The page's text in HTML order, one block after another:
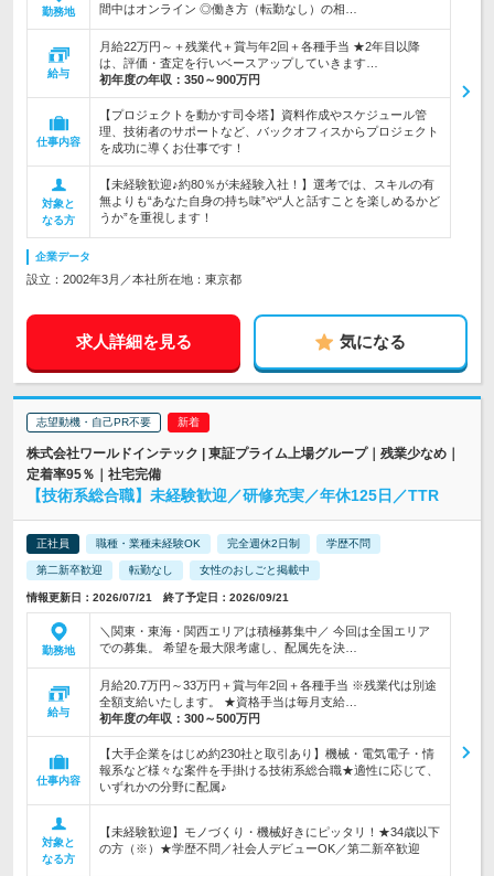
勤務地
間中はオンライン ◎働き方（転勤なし）の相…
給与
月給22万円～＋残業代＋賞与年2回＋各種手当 ★2年目以降
は、評価・査定を行いベースアップしていきます…
初年度の年収： 350～900万円
仕事内容
【プロジェクトを動かす司令塔】資料作成やスケジュール管
理、技術者のサポートなど、バックオフィスからプロジェクト
を成功に導くお仕事です！
対象と
なる方
【未経験歓迎♪約80％が未経験入社！】選考では、スキルの有
無よりも“あなた自身の持ち味”や“人と話すことを楽しめるかど
うか”を重視します！
企業データ
設立：2002年3月／本社所在地：東京都
求人詳細を見る 気になる
志望動機・自己PR不要
株式会社ワールドインテック | 東証プライム上場グループ｜残業少なめ｜
定着率95％｜社宅完備
【技術系総合職】未経験歓迎／研修充実／年休125日／TTR
正社員 職種・業種未経験OK 完全週休2日制 学歴不問
第二新卒歓迎 転勤なし 女性のおしごと掲載中
情報更新日：2026/07/21 終了予定日：2026/09/21
勤務地
＼関東・東海・関西エリアは積極募集中／ 今回は全国エリア
での募集。 希望を最大限考慮し、配属先を決…
給与
月給20.7万円～33万円＋賞与年2回＋各種手当 ※残業代は別途
全額支給いたします。 ★資格手当は毎月支給…
初年度の年収： 300～500万円
仕事内容
【大手企業をはじめ約230社と取引あり】機械・電気電子・情
報系など様々な案件を手掛ける技術系総合職★適性に応じて、
いずれかの分野に配属♪
対象と
なる方
【未経験歓迎】モノづくり・機械好きにピッタリ！★34歳以下
の方（※）★学歴不問／社会人デビューOK／第二新卒歓迎